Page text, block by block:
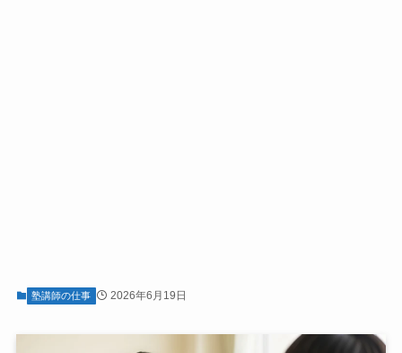
塾講師の仕事 2026年6月19日